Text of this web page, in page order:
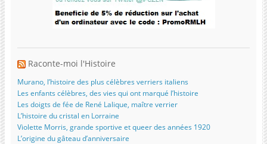
Raconte-moi l'Histoire
Murano, l’histoire des plus célèbres verriers italiens
Les enfants célèbres, des vies qui ont marqué l’histoire
Les doigts de fée de René Lalique, maître verrier
L’histoire du cristal en Lorraine
Violette Morris, grande sportive et queer des années 1920
L’origine du gâteau d’anniversaire